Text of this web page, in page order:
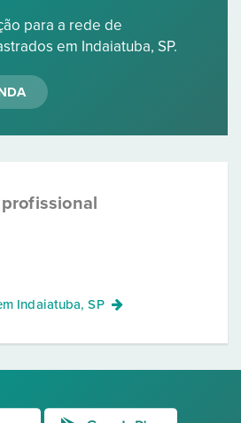
para a rede de
em Indaiatuba, SP.
Indaiatuba, SP